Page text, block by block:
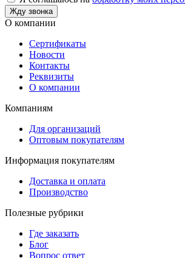
О компании
Сертификаты
Новости
Контакты
Реквизиты
О компании
Компаниям
Для организаций
Оптовым покупателям
Информация покупателям
Доставка и оплата
Производство
Полезные рубрики
Где заказать
Блог
Вопрос ответ